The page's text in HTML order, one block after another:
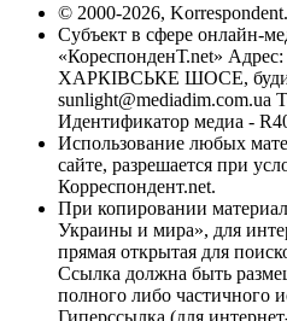
© 2000-2026,
Субъект в сфере онлайн-
«КореспонденТ.net» Адрес:
ХАРКІВСЬКЕ ШОСЕ,
sunlight@mediadim.com.ua
Идентификатор медиа -
Использование любых
сайте, разрешается при
Корреспондент.net.
При копировании
Украины и мира», для
прямая открытая для
Ссылка должна быть
полного либо частичного
Гиперссылка (для